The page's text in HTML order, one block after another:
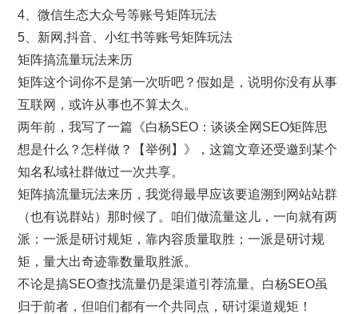
4、微信生态大众号等账号矩阵玩法
5、新网,抖音、小红书等账号矩阵玩法
矩阵搞流量玩法来历
矩阵这个词你不是第一次听吧？假如是，说明你没有从事
互联网，或许从事也不算太久。
两年前，我写了一篇《白杨SEO：谈谈全网SEO矩阵思
想是什么？怎样做？【举例】》，这篇文章还受邀到某个
知名私域社群做过一次共享。
矩阵搞流量玩法来历，我觉得最早应该要追溯到网站站群
（也有说群站）那时候了。咱们做流量这儿，一向就有两
派：一派是研讨规矩，靠内容质量取胜；一派是研讨规
矩，量大出奇迹靠数量取胜派。
不论是搞SEO查找流量仍是渠道引荐流量。白杨SEO虽
归于前者，但咱们都有一个共同点，研讨渠道规矩！